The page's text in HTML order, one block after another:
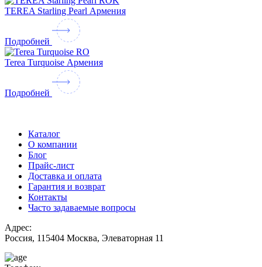
TEREA Starling Pearl Армения
Подробней
Terea Turquoise Армения
Подробней
Каталог
О компании
Блог
Прайс-лист
Доставка и оплата
Гарантия и возврат
Контакты
Часто задаваемые вопросы
Адрес:
Россия, 115404 Москва, Элеваторная 11